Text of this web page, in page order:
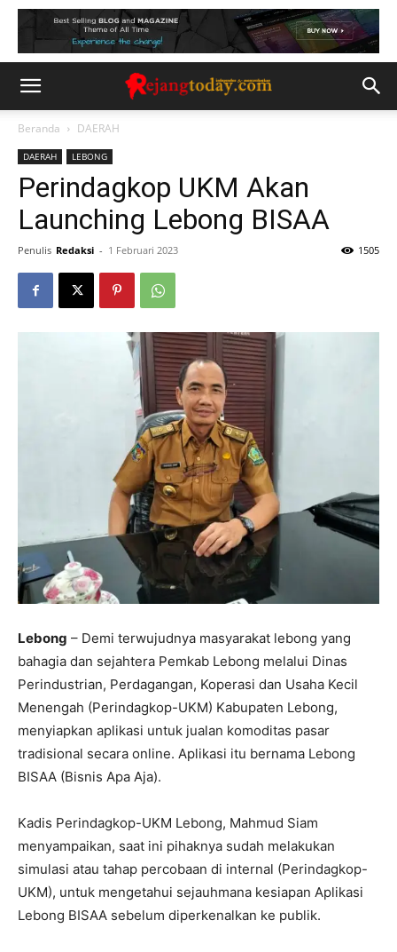
Beranda DAERAH
DAERAH LEBONG
Perindagkop UKM Akan
Launching Lebong BISAA
Penulis Redaksi - 1 Februari 2023 1505
Lebong – Demi terwujudnya masyarakat lebong yang
bahagia dan sejahtera Pemkab Lebong melalui Dinas
Perindustrian, Perdagangan, Koperasi dan Usaha Kecil
Menengah (Perindagkop-UKM) Kabupaten Lebong,
menyiapkan aplikasi untuk jualan komoditas pasar
tradisional secara online. Aplikasi itu bernama Lebong
BISAA (Bisnis Apa Aja).
Kadis Perindagkop-UKM Lebong, Mahmud Siam
menyampaikan, saat ini pihaknya sudah melakukan
simulasi atau tahap percobaan di internal (Perindagkop-
UKM), untuk mengetahui sejauhmana kesiapan Aplikasi
Lebong BISAA sebelum diperkenalkan ke publik.